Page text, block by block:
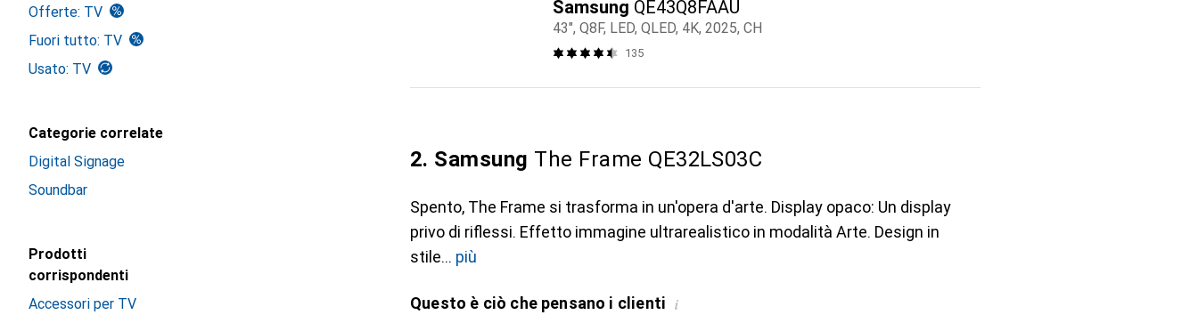
Offerte: TV
Fuori tutto: TV
Usato: TV
Categorie correlate
Digital Signage
Soundbar
Prodotti
corrispondenti
Accessori per TV
Samsung QE43Q8FAAU
43", Q8F, LED, QLED, 4K, 2025, CH
135
2. Samsung The Frame QE32LS03C
Spento, The Frame si trasforma in un'opera d'arte. Display opaco: Un display
privo di riflessi. Effetto immagine ultrarealistico in modalità Arte. Design in
stile
più
Questo è ciò che pensano i clienti i